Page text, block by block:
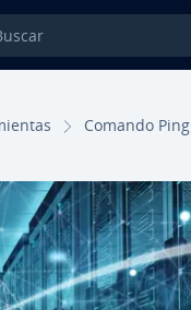
Comando Ping